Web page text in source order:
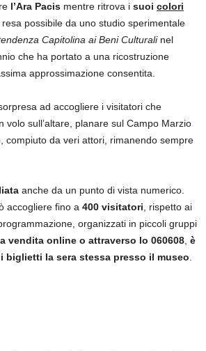
l’Ara Pacis mentre ritrova i suoi colori
resa possibile da uno studio sperimentale
Capitolina ai Beni Culturalinel
che ha portato a una ricostruzione
approssimazione consentita.
ad accogliere i visitatori che
volo sull’altare, planare sul Campo Marzio
compiuto da veri attori, rimanendo sempre
anche da un punto di vista numerico.
accogliere fino a 400 visitatori , rispetto ai
organizzati in piccoli gruppi
vendita online o attraverso lo 060608 è
biglietti la sera stessa presso il museo